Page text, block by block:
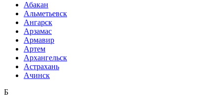
Абакан
Альметьевск
Ангарск
Арзамас
Армавир
Артем
Архангельск
Астрахань
Ачинск
Б